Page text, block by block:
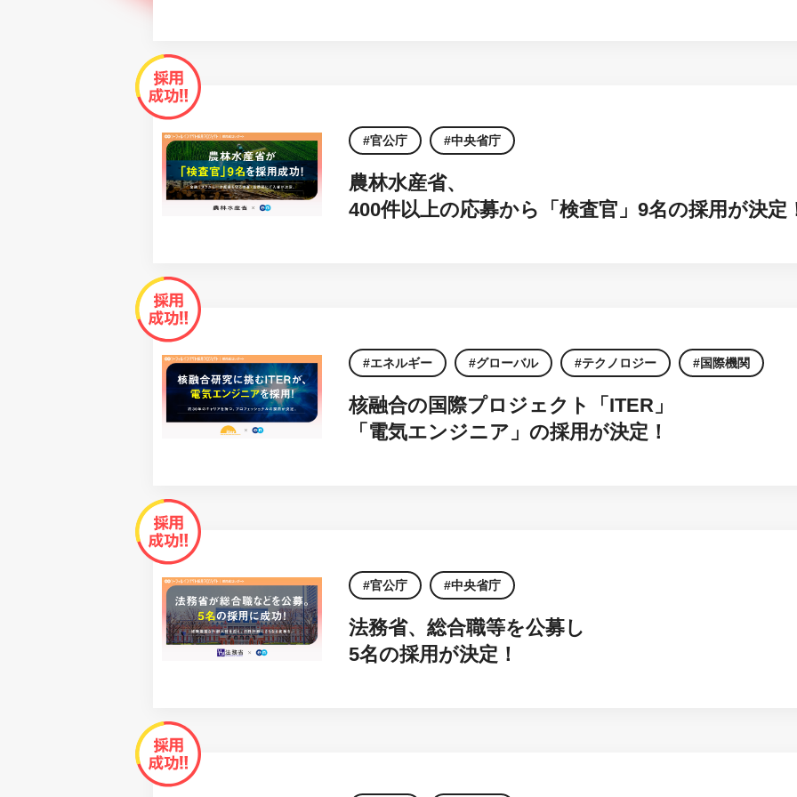
官公庁 中央省庁
農林水産省、
400件以上の応募から「検査官」9名の採用が決定
エネルギー グローバル テクノロジー 国際機関
核融合の国際プロジェクト「ITER」
「電気エンジニア」の採用が決定！
官公庁 中央省庁
法務省、総合職等を公募し
5名の採用が決定！